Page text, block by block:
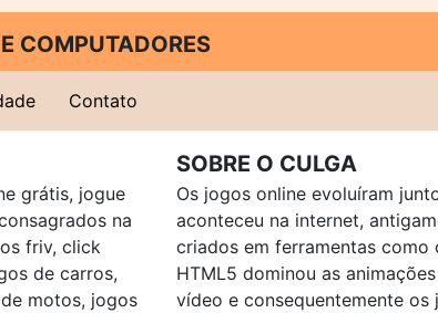
COMPUTADORES
Contato
grátis, jogue
na
friv, click
de carros,
motos, jogos
SOBRE O CULGA
Os jogos online evoluíram
aconteceu na internet,
criados em ferramentas como
HTML5 dominou as
vídeo e consequentemente os